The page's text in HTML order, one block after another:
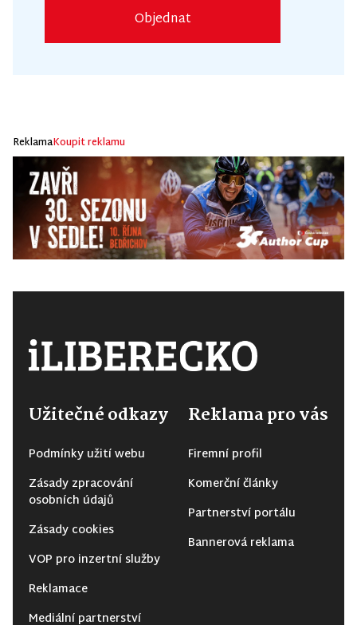
Objednat
ReklamaKoupit reklamu
Užitečné odkazy
Podmínky užití webu
Zásady zpracování
osobních údajů
Zásady cookies
VOP pro inzertní služby
Reklamace
Mediální partnerství
Reklama pro vás
Firemní profil
Komerční články
Partnerství portálu
Bannerová reklama